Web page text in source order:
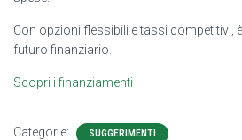
Con opzioni flessibili e tassi competitivi,
futuro finanziario.
Scopri i finanziamenti
Categorie: SUGGERIMENTI